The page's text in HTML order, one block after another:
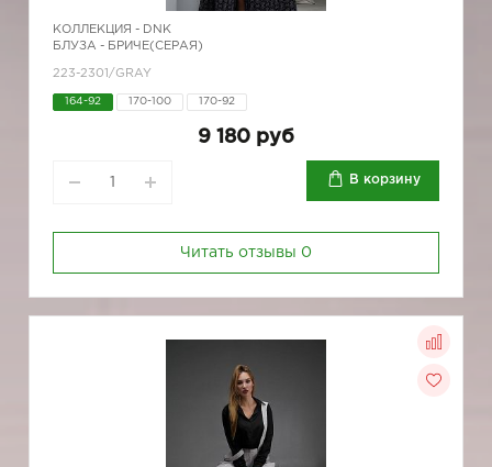
КОЛЛЕКЦИЯ - DNK
БЛУЗА - БРИЧЕ(СЕРАЯ)
223-2301/GRAY
164-92 170-100 170-92
9 180 руб
В корзину
Читать отзывы 0